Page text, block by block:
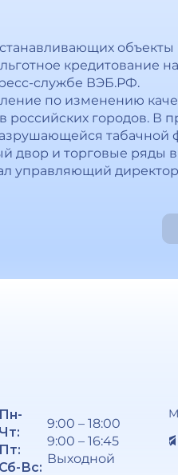
объекты
кредитование
службе ВЭБ.РФ.
по изменению
российских городов. В
табачной
двор и торговые ряды
управляющий
Пн-
Чт:
Пт:
Сб-Вс:
9:00 – 18:00
9:00 – 16:45
Выходной